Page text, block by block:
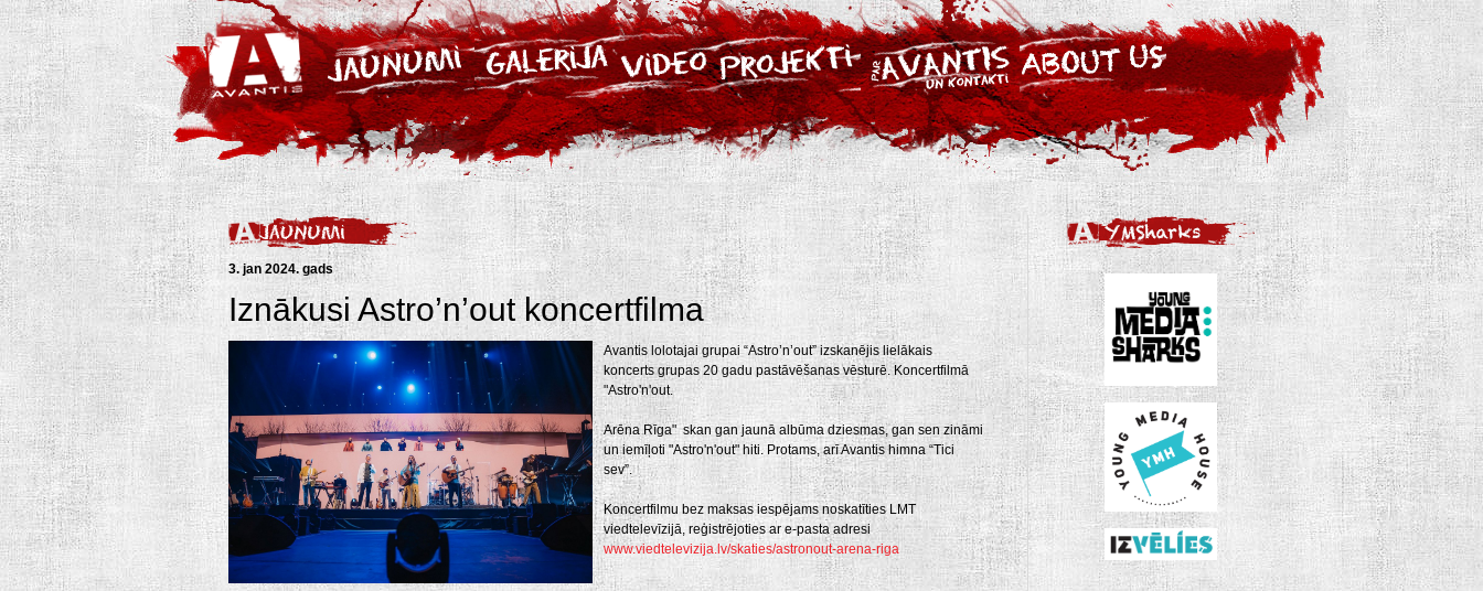
3. jan 2024. gads
Iznākusi Astro’n’out koncertfilma
Avantis lolotajai grupai “Astro’n’out” izskanējis lielākais
koncerts grupas 20 gadu pastāvēšanas vēsturē. Koncertfilmā
"Astro'n'out.
Arēna Rīga" skan gan jaunā albūma dziesmas, gan sen zināmi
un iemīļoti "Astro'n'out" hiti. Protams, arī Avantis himna “Tici
sev”.
Koncertfilmu bez maksas iespējams noskatīties LMT
viedtelevīzijā, reģistrējoties ar e-pasta adresi
www.viedtelevizija.lv/skaties/astronout-arena-riga